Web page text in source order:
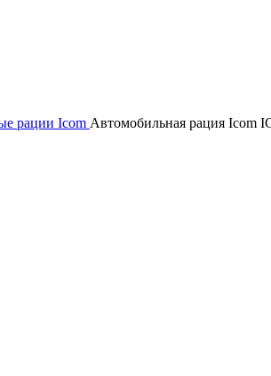
рации Icom Автомобильная рация Icom